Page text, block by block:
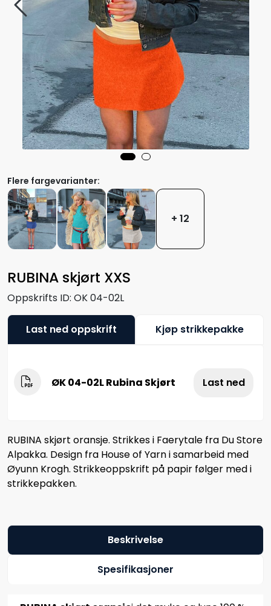
RUBINA skjørt XXS
Oppskrifts ID: OK 04-02L
Flere fargevarianter:
+ 12
Last ned oppskrift Kjøp strikkepakke
ØK 04-02L Rubina Skjørt Last ned
RUBINA skjørt oransje. Strikkes i Faerytale fra Du Store
Alpakka. Design fra House of Yarn i samarbeid med
Øyunn Krogh. Strikkeoppskrift på papir følger med i
strikkepakken.
Beskrivelse
Spesifikasjoner